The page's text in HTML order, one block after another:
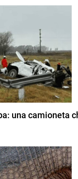
una camioneta